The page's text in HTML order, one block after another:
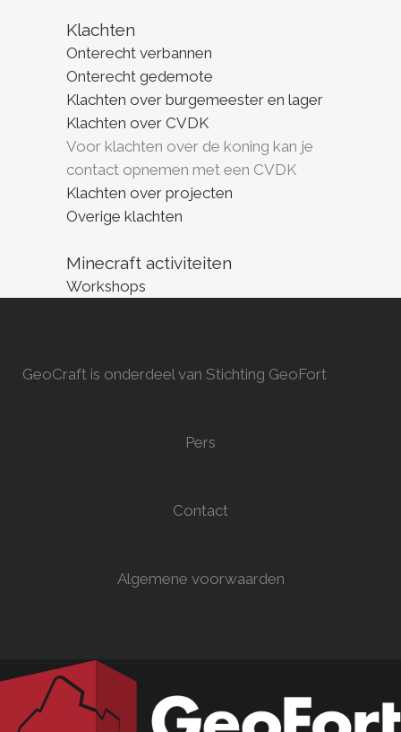
Klachten
Onterecht verbannen
Onterecht gedemote
Klachten over burgemeester en lager
Klachten over CVDK
Voor klachten over de koning kan je
contact opnemen met een CVDK
Klachten over projecten
Overige klachten
Minecraft activiteiten
Workshops
GeoCraft is onderdeel van Stichting GeoFort
Pers
Contact
Algemene voorwaarden